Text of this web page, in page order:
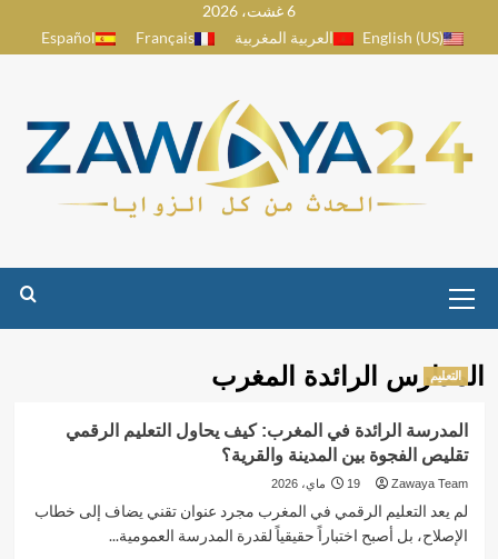
6 غشت، 2026
English (US)
العربية المغربية Français
Español
Menu
المدارس الرائدة المغرب
التعليم
المدرسة الرائدة في المغرب: كيف يحاول التعليم الرقمي
تقليص الفجوة بين المدينة والقرية؟
Zawaya Team 19 ماي، 2026
لم يعد التعليم الرقمي في المغرب مجرد عنوان تقني يضاف إلى خطاب
الإصلاح، بل أصبح اختباراً حقيقياً لقدرة المدرسة العمومية...